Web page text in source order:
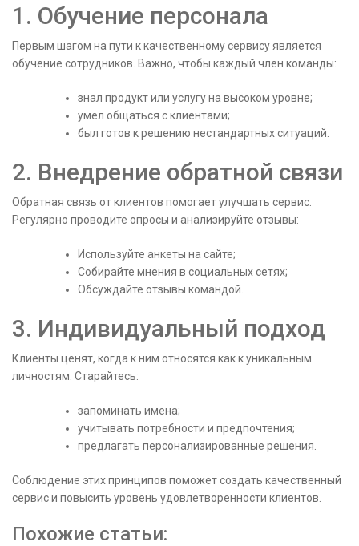
1. Обучение персонала
Первым шагом на пути к качественному сервису является
обучение сотрудников. Важно, чтобы каждый член команды:
знал продукт или услугу на высоком уровне;
умел общаться с клиентами;
был готов к решению нестандартных ситуаций.
2. Внедрение обратной связи
Обратная связь от клиентов помогает улучшать сервис.
Регулярно проводите опросы и анализируйте отзывы:
Используйте анкеты на сайте;
Собирайте мнения в социальных сетях;
Обсуждайте отзывы командой.
3. Индивидуальный подход
Клиенты ценят, когда к ним относятся как к уникальным
личностям. Старайтесь:
запоминать имена;
учитывать потребности и предпочтения;
предлагать персонализированные решения.
Соблюдение этих принципов поможет создать качественный
сервис и повысить уровень удовлетворенности клиентов.
Похожие статьи: